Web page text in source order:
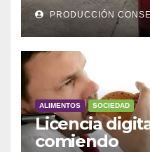
PRODUCCIÓN
ALIMENTOS SOCIEDAD
Licencia
comiendo